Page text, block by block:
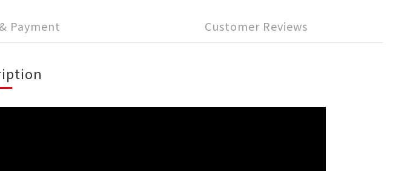
Payment Customer Reviews